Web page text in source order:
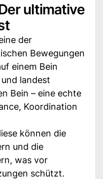
ultimative
der
Bewegungen
einem Bein
landest
Bein – eine echte
Koordination
können die
und die
was vor
schützt.